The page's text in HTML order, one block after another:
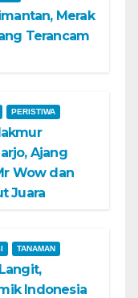
Merak
Terancam
PERISTIWA
Ajang
Wow dan
Juara
TANAMAN
Indonesia